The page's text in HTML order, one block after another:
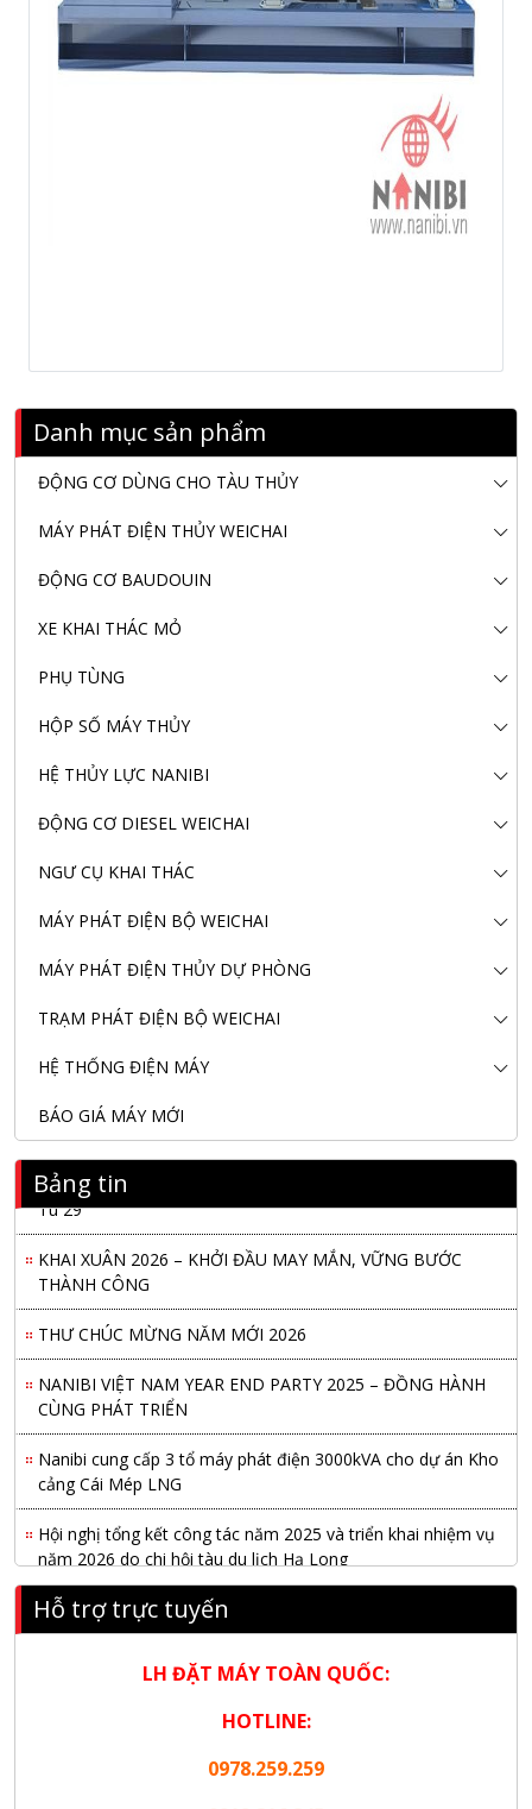
Danh mục sản phẩm
ĐỘNG CƠ DÙNG CHO TÀU THỦY
MÁY PHÁT ĐIỆN THỦY WEICHAI
ĐỘNG CƠ BAUDOUIN
XE KHAI THÁC MỎ
PHỤ TÙNG
HỘP SỐ MÁY THỦY
HỆ THỦY LỰC NANIBI
ĐỘNG CƠ DIESEL WEICHAI
NGƯ CỤ KHAI THÁC
MÁY PHÁT ĐIỆN BỘ WEICHAI
MÁY PHÁT ĐIỆN THỦY DỰ PHÒNG
TRẠM PHÁT ĐIỆN BỘ WEICHAI
HỆ THỐNG ĐIỆN MÁY
BÁO GIÁ MÁY MỚI
Bảng tin
Nanibi Cung Cấp Động Cơ Weichai Cho Tàu Vận Tải Minh
Tú 29
KHAI XUÂN 2026 – KHỞI ĐẦU MAY MẮN, VỮNG BƯỚC
THÀNH CÔNG
THƯ CHÚC MỪNG NĂM MỚI 2026
NANIBI VIỆT NAM YEAR END PARTY 2025 – ĐỒNG HÀNH
CÙNG PHÁT TRIỂN
cảng Cái Mép LNG
năm 2026 do chi hội tàu du lịch Hạ Long
NANIBI khai trương văn phòng Ninh Bình & kỷ niệm 15 năm
phát triển bền vững
Tập đoàn Công nghiệp nặng Sơn Đông tổ chức Hội nghị đối
Hỗ trợ trực tuyến
LH ĐẶT MÁY TOÀN QUỐC:
HOTLINE:
0978.259.259